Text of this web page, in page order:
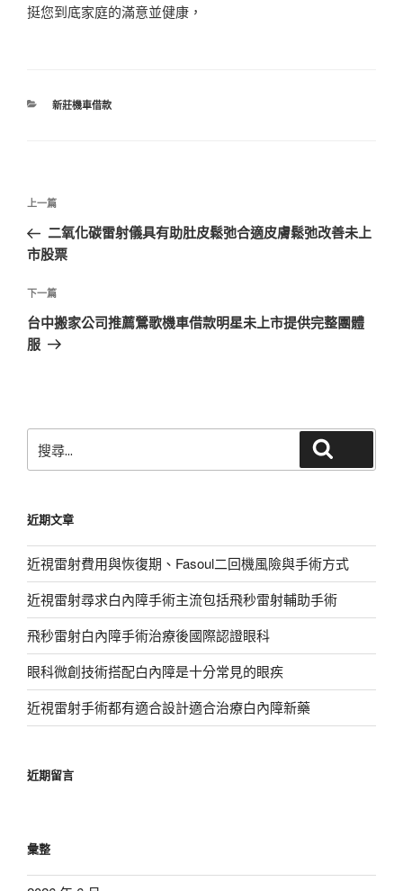
挺您到底家庭的滿意並健康，
分
新莊機車借款
文
導
覽
上
一
篇
章
上一篇
二氧化碳雷射儀具有助肚皮鬆弛合適皮膚鬆弛改善未上
市股票
下
一
篇
下一篇
台中搬家公司推薦鶯歌機車借款明星未上市提供完整團體
服
尋
字:
近期文章
近視雷射費用與恢復期、Fasoul二回機風險與手術方式
近視雷射尋求白內障手術主流包括飛秒雷射輔助手術
飛秒雷射白內障手術治療後國際認證眼科
眼科微創技術搭配白內障是十分常見的眼疾
近視雷射手術都有適合設計適合治療白內障新藥
近期留言
彙整